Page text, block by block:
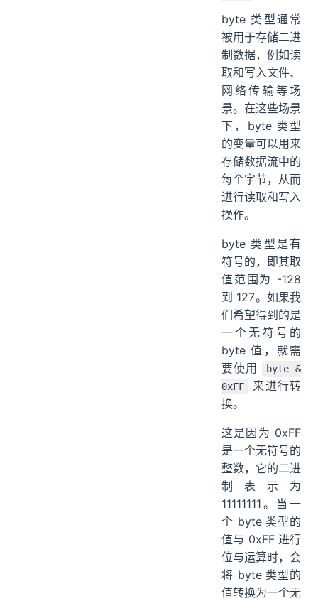
byte 类型通常
被用于存储二进
制数据，例如读
取和写入文件、
网络传输等场
景。在这些场景
下，byte 类型
的变量可以用来
存储数据流中的
每个字节，从而
进行读取和写入
操作。
byte 类型是有
符号的，即其取
值范围为 -128
到 127。如果我
们希望得到的是
一个无符号的
byte 值，就需
要使用
byte &
0xFF
来进行转
换。
这是因为 0xFF
是一个无符号的
整数，它的二进
制表示为
11111111。当一
个 byte 类型的
值与 0xFF 进行
位与运算时，会
将 byte 类型的
值转换为一个无